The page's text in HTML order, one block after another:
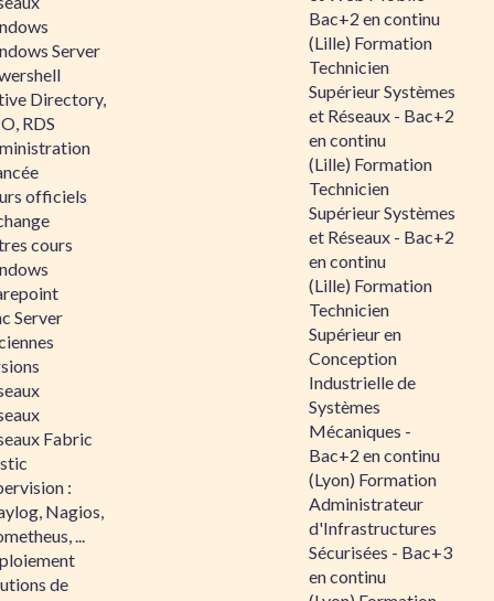
Server
Directory,
RDS
officiels
cours
Server
Fabric
:
Nagios,
...
de
Bac+2 en continu
(Lille) Formation
Technicien
Supérieur Systèmes
et Réseaux - Bac+2
en continu
(Lille) Formation
Technicien
Supérieur Systèmes
et Réseaux - Bac+2
en continu
(Lille) Formation
Technicien
Supérieur en
Conception
Industrielle de
Systèmes
Mécaniques -
Bac+2 en continu
(Lyon) Formation
Administrateur
d'Infrastructures
Sécurisées - Bac+3
en continu